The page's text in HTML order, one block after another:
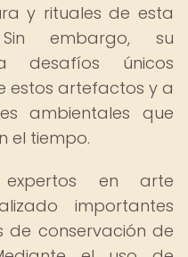
y rituales de esta
embargo, su
desafíos únicos
estos artefactos y a
ambientales que
el tiempo.
en arte
importantes
de conservación de